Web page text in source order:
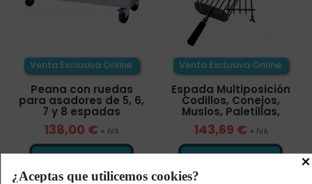
Venta Exclusiva Online
Peana con ruedas
para asadores de 5, 6,
7 y 8 espadas
138,00 € + IVA
Venta Exclusiva Online
Espada Multiposición
Codillos, Conejos,
Muslos, Paletillas,
143,69 € + IVA
×
¿Aceptas que utilicemos cookies?